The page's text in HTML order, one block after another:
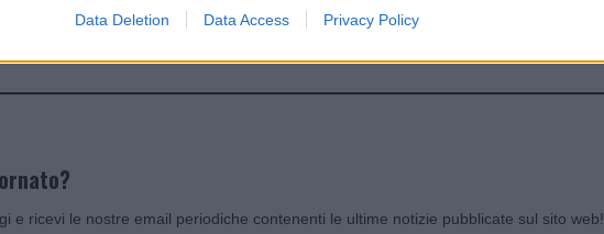
Data Deletion Data Access Privacy Policy
Invia un Comunicato Stampa Pubblicità Segnala
e ricevi le nostre email periodiche contenenti le ultime notizie pubblicate sul sito web!